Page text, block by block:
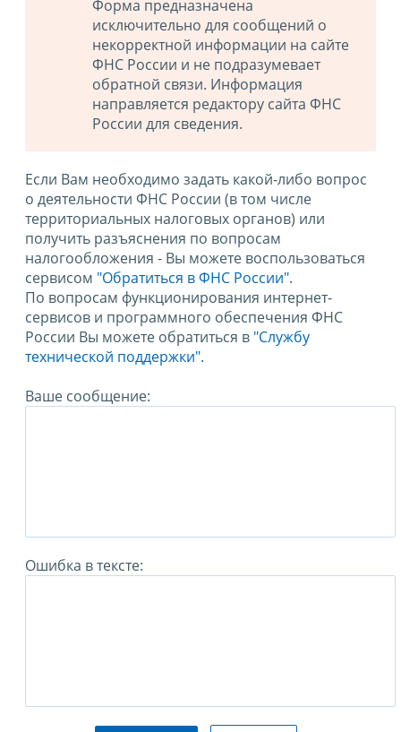
Форма предназначена
исключительно для сообщений о
некорректной информации на сайте
ФНС России и не подразумевает
обратной связи. Информация
направляется редактору сайта ФНС
России для сведения.
Если Вам необходимо задать какой-либо вопрос
о деятельности ФНС России (в том числе
территориальных налоговых органов) или
получить разъяснения по вопросам
налогообложения - Вы можете воспользоваться
сервисом "Обратиться в ФНС России".
По вопросам функционирования интернет-
сервисов и программного обеспечения ФНС
России Вы можете обратиться в "Службу
технической поддержки".
Ваше сообщение:
Ошибка в тексте: